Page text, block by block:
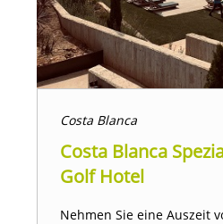
Costa Blanca
Costa Blanca
Golf Hotel
Nehmen Sie eine Auszeit